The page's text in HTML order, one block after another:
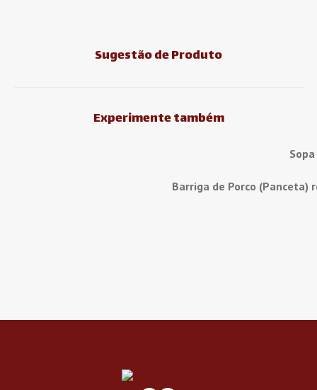
Sugestão de Produto
Experimente também
Barriga de Porco (Panceta)